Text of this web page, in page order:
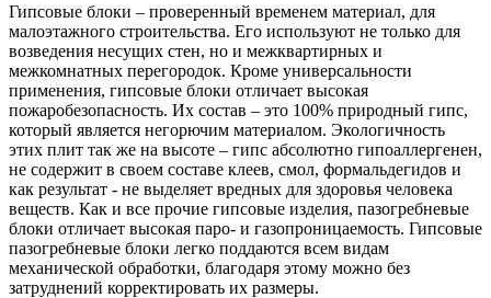
Гипсовые блоки – проверенный временем материал, для
малоэтажного строительства. Его используют не только для
возведения несущих стен, но и межквартирных и
межкомнатных перегородок. Кроме универсальности
применения, гипсовые блоки отличает высокая
пожаробезопасность. Их состав – это 100% природный гипс,
который является негорючим материалом. Экологичность
этих плит так же на высоте – гипс абсолютно гипоаллергенен,
не содержит в своем составе клеев, смол, формальдегидов и
как результат - не выделяет вредных для здоровья человека
веществ. Как и все прочие гипсовые изделия, пазогребневые
блоки отличает высокая паро- и газопроницаемость. Гипсовые
пазогребневые блоки легко поддаются всем видам
механической обработки, благодаря этому можно без
затруднений корректировать их размеры.